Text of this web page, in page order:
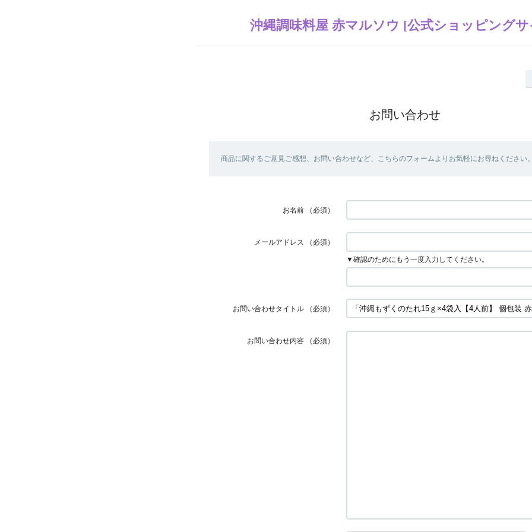
沖縄調味料屋 赤マルソウ [公式ショッピング
お問い合わせ
商品に関するご意見ご感想、お問い合わせなど、こちらのフォームよりお気軽にお尋ねください。
お名前 （必須）
メールアドレス （必須）
▼確認のためにもう一度入力してください。
お問い合わせタイトル （必須）
お問い合わせ内容 （必須）